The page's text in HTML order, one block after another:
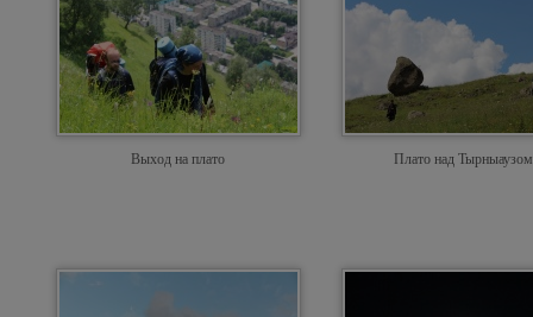
Выход на плато Плато над Тырныаузом